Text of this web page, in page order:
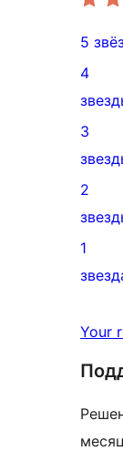
6
5-
отзыв
5
0
4-
отзыв
4
0
3-
отзыв
3
0
2-
2
1
1
Your